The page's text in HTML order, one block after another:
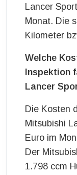
Lancer
Monat. Die
Kilometer
Welche
Inspektion
Lancer
Die Kosten
Mitsubishi
Euro im
Der
1.798 ccm